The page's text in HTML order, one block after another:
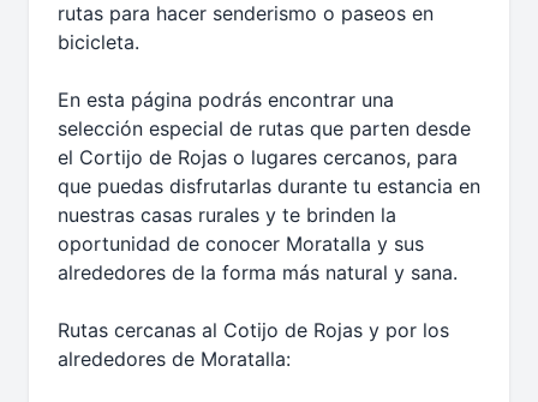
rutas para hacer senderismo o paseos en
bicicleta.
En esta página podrás encontrar una
selección especial de rutas que parten desde
el Cortijo de Rojas o lugares cercanos, para
que puedas disfrutarlas durante tu estancia en
nuestras casas rurales y te brinden la
oportunidad de conocer Moratalla y sus
alrededores de la forma más natural y sana.
Rutas cercanas al Cotijo de Rojas y por los
alrededores de Moratalla: